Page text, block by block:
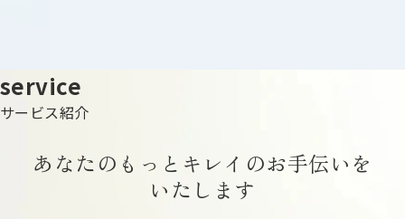
service
サービス紹介
あなたのもっと​キレイの​お手伝いを​
いたします